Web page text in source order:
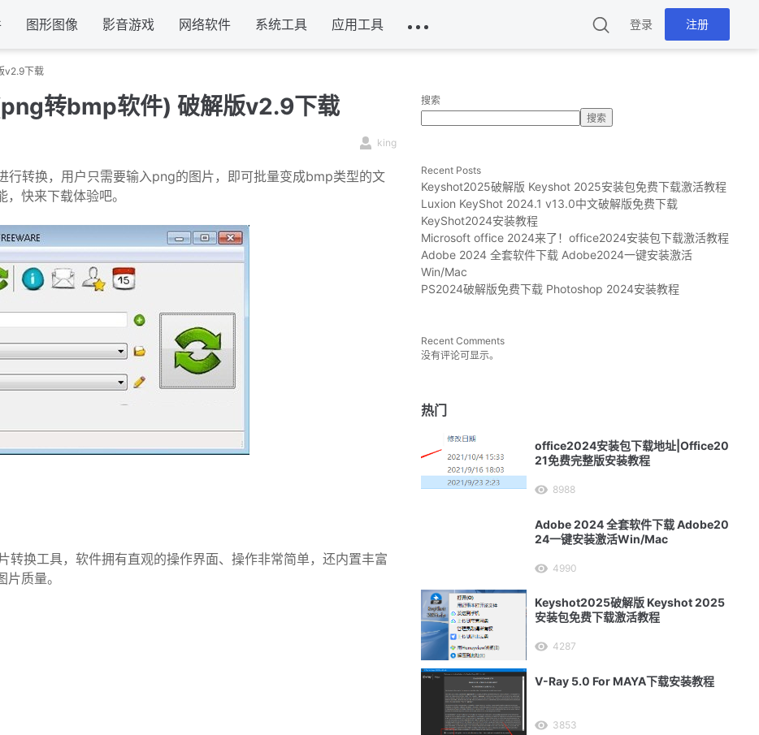
图形图像 影音游戏 网络软件 系统工具 应用工具 登录 注册
v2.9下载
转bmp软件) 破解版v2.9下载
king
行转换，用户只需要输入png的图片，即可批量变成bmp类型的文
快来下载体验吧。
换工具，软件拥有直观的操作界面、操作非常简单，还内置丰富
质量。
搜索
搜索
Recent Posts
Keyshot2025破解版 Keyshot 2025安装包免费下载激活教程
Luxion KeyShot 2024.1 v13.0中文破解版免费下载
KeyShot2024安装教程
Microsoft office 2024来了！office2024安装包下载激活教程
Adobe 2024 全套软件下载 Adobe2024一键安装激活
Win/Mac
PS2024破解版免费下载 Photoshop 2024安装教程
Recent Comments
没有评论可显示。
热门
office2024安装包下载地址|Office20
21免费完整版安装教程
8988
Adobe 2024 全套软件下载 Adobe20
24一键安装激活Win/Mac
4990
Keyshot2025破解版 Keyshot 2025
安装包免费下载激活教程
4287
V-Ray 5.0 For MAYA下载安装教程
3853